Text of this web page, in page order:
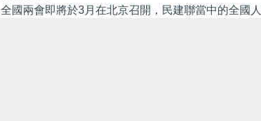
全國兩會即將於3月在北京召開，民建聯當中的全國